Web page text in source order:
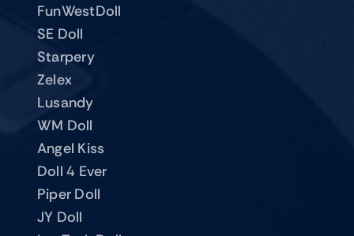
FunWestDoll
SE Doll
Starpery
Zelex
Lusandy
WM Doll
Angel Kiss
Doll 4 Ever
Piper Doll
JY Doll